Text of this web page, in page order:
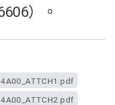
）。